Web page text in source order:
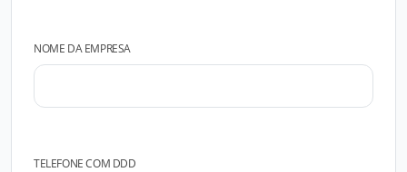
NOME DA EMPRESA
TELEFONE COM DDD